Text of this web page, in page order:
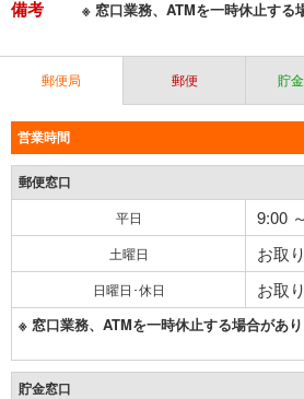
備考 ※ 窓口業務、ATMを一時休止する
郵便局 郵便 貯
営業時間
郵便窓口
平日 9:00
土曜日 お取
日曜日･休日 お取
※ 窓口業務、ATMを一時休止する場合があり
貯金窓口